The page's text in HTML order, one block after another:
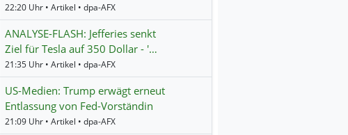
22:20 Uhr • Artikel • dpa-AFX
ANALYSE-FLASH: Jefferies senkt
Ziel für Tesla auf 350 Dollar - '…
21:35 Uhr • Artikel • dpa-AFX
US-Medien: Trump erwägt erneut
Entlassung von Fed-Vorständin
21:09 Uhr • Artikel • dpa-AFX